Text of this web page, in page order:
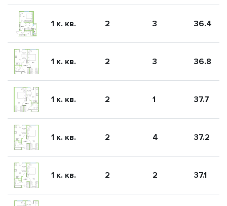
1 к. кв. 2 3 36.4
1 к. кв. 2 3 36.8
1 к. кв. 2 1 37.7
1 к. кв. 2 4 37.2
1 к. кв. 2 2 37.1